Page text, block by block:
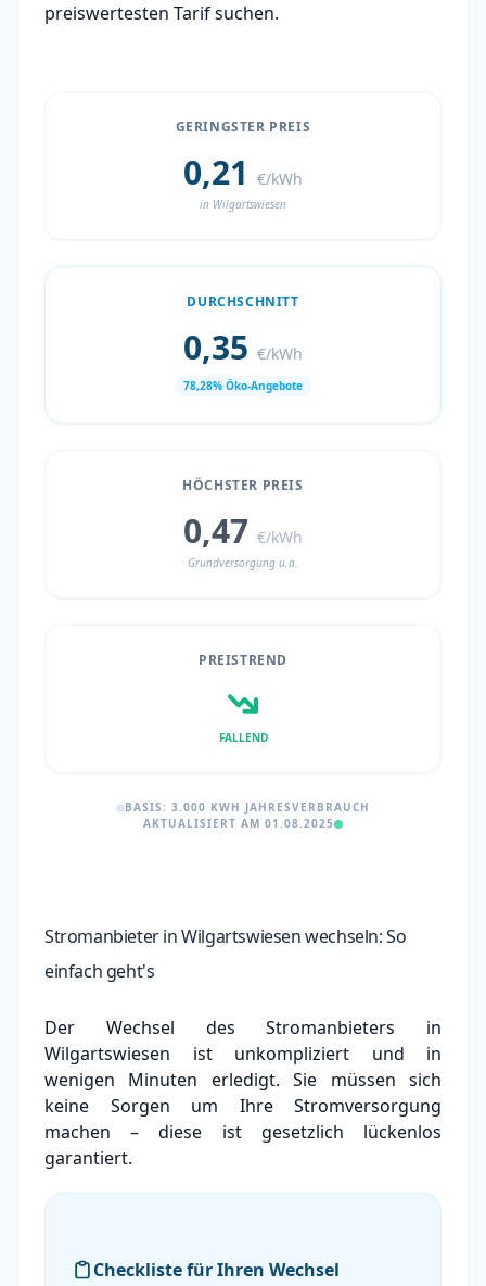
preiswertesten Tarif suchen.
GERINGSTER PREIS
0,21 €/kWh
in Wilgartswiesen
DURCHSCHNITT
0,35 €/kWh
78,28% Öko-Angebote
HÖCHSTER PREIS
0,47 €/kWh
Grundversorgung u.a.
PREISTREND
FALLEND
BASIS: 3.000 KWH JAHRESVERBRAUCH
AKTUALISIERT AM 01.08.2025
Stromanbieter in Wilgartswiesen wechseln: So
einfach geht's
Der Wechsel des Stromanbieters in
Wilgartswiesen ist unkompliziert und in
wenigen Minuten erledigt. Sie müssen sich
keine Sorgen um Ihre Stromversorgung
machen – diese ist gesetzlich lückenlos
garantiert.
Checkliste für Ihren Wechsel